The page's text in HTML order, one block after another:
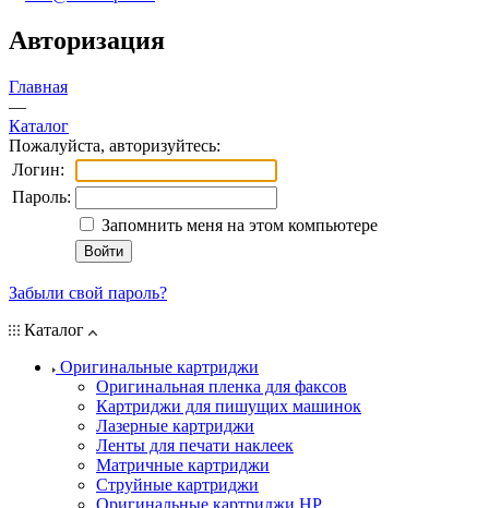
Авторизация
Главная
—
Каталог
Пожалуйста, авторизуйтесь:
Логин:
Пароль:
Запомнить меня на этом компьютере
Забыли свой пароль?
Каталог
Оригинальные картриджи
Оригинальная пленка для факсов
Картриджи для пишущих машинок
Лазерные картриджи
Ленты для печати наклеек
Матричные картриджи
Струйные картриджи
Оригинальные картриджи HP